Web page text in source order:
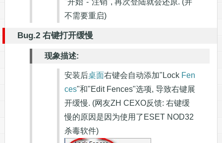
"开始"-"注销", 再次登陆就会还原. (并
不需要重启)
Bug.2 右键打开缓慢
现象描述:
安装后桌面右键会自动添加"Lock Fen
ces"和"Edit Fences"选项, 导致右键展
开缓慢. (网友ZH CEXO反馈: 右键缓
慢的原因是因为使用了ESET NOD32
杀毒软件)